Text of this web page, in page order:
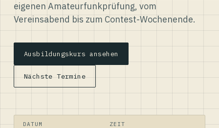
eigenen Amateurfunkprüfung, vom
Vereinsabend bis zum Contest-Wochenende.
Ausbildungskurs ansehen
Nächste Termine
DATUM
ZEIT